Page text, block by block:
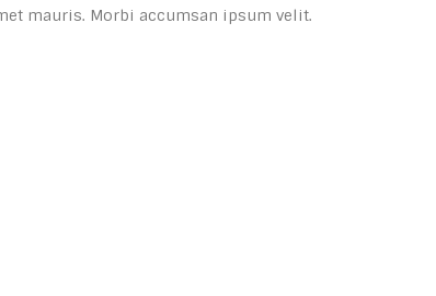
mauris. Morbi accumsan ipsum velit.